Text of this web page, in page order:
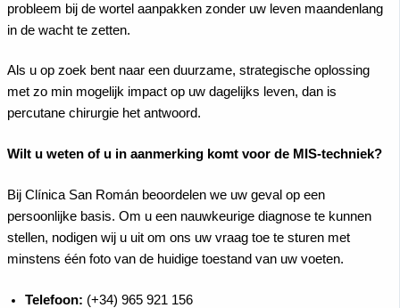
probleem bij de wortel aanpakken zonder uw leven maandenlang
in de wacht te zetten.
Als u op zoek bent naar een duurzame, strategische oplossing
met zo min mogelijk impact op uw dagelijks leven, dan is
percutane chirurgie het antwoord.
Wilt u weten of u in aanmerking komt voor de MIS-techniek?
Bij Clínica San Román beoordelen we uw geval op een
persoonlijke basis. Om u een nauwkeurige diagnose te kunnen
stellen, nodigen wij u uit om ons uw vraag toe te sturen met
minstens één foto van de huidige toestand van uw voeten.
Telefoon: (+34) 965 921 156